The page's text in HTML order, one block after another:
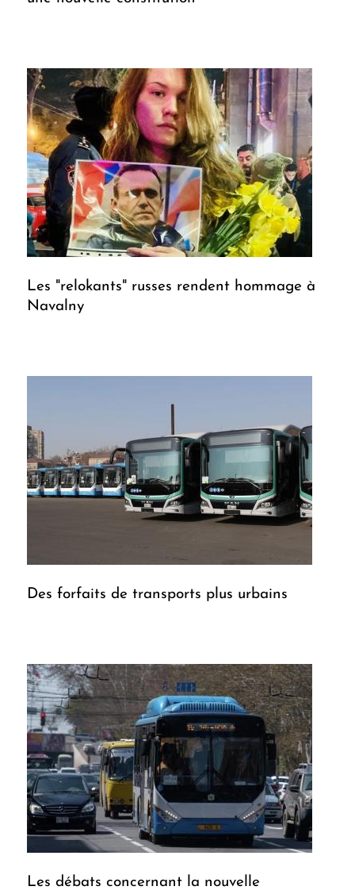
Les "relokants" russes rendent hommage à
Navalny
Des forfaits de transports plus urbains
Les débats concernant la nouvelle